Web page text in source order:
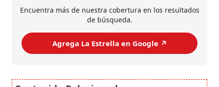
Encuentra más de nuestra cobertura en los resultados
de búsqueda.
Agrega La Estrella en Google ↗️